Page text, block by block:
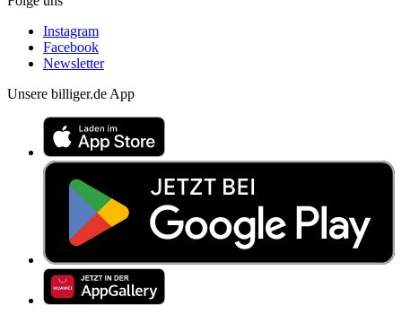
Instagram
Facebook
Newsletter
Unsere billiger.de App